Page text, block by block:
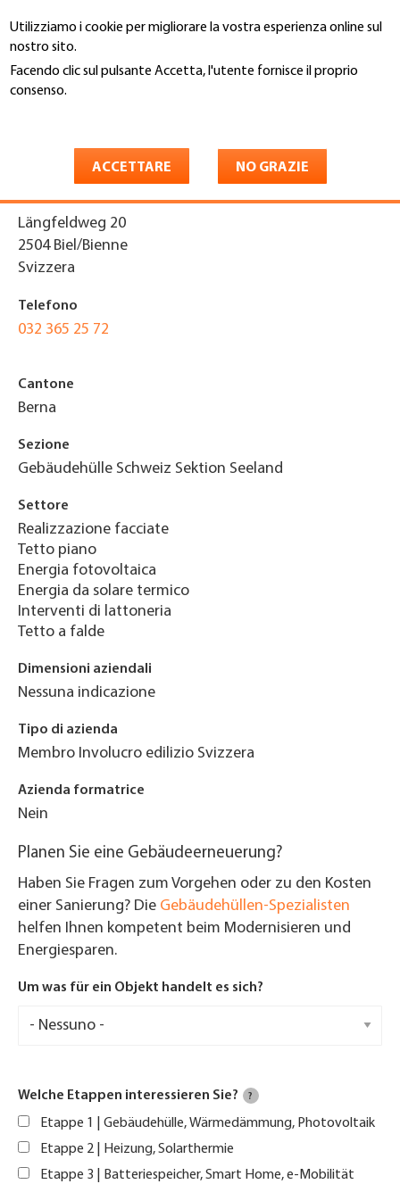
Utilizziamo i cookie per migliorare la vostra esperienza online sul
nostro sito.
Facendo clic sul pulsante Accetta, l'utente fornisce il proprio
consenso.
ACCETTARE NO GRAZIE
al
contenuto
principale
You
Indirizzo
Längfeldweg 20
2504 Biel/Bienne
Svizzera
Telefono
032 365 25 72
Cantone
Berna
Sezione
Gebäudehülle Schweiz Sektion Seeland
Settore
Realizzazione facciate
Tetto piano
Energia fotovoltaica
Energia da solare termico
Interventi di lattoneria
Tetto a falde
Dimensioni aziendali
Nessuna indicazione
Tipo di azienda
Membro Involucro edilizio Svizzera
Azienda formatrice
Nein
Planen Sie eine Gebäudeerneuerung?
Haben Sie Fragen zum Vorgehen oder zu den Kosten
einer Sanierung? Die Gebäudehüllen-Spezialisten
helfen Ihnen kompetent beim Modernisieren und
Energiesparen.
Um was für ein Objekt handelt es sich?
Welche Etappen interessieren Sie? ?
Etappe 1 | Gebäudehülle, Wärmedämmung, Photovoltaik
Etappe 2 | Heizung, Solarthermie
Etappe 3 | Batteriespeicher, Smart Home, e-Mobilität